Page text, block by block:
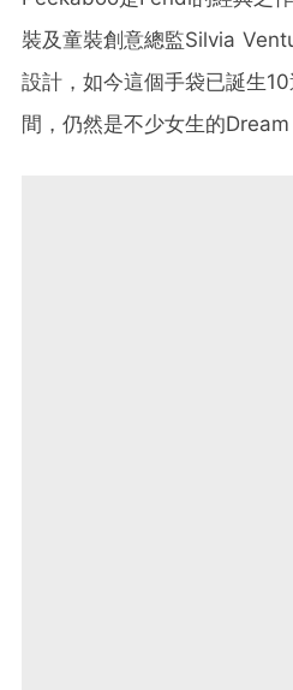
裝及童裝創意總監Silvia
設計，如今這個手袋已誕生10
間，仍然是不少女生的